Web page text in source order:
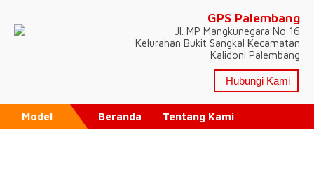
GPS Palembang
Jl. MP Mangkunegara No 16
Kelurahan Bukit Sangkal Kecamatan
Kalidoni Palembang
Hubungi Kami
Model Beranda Tentang Kami